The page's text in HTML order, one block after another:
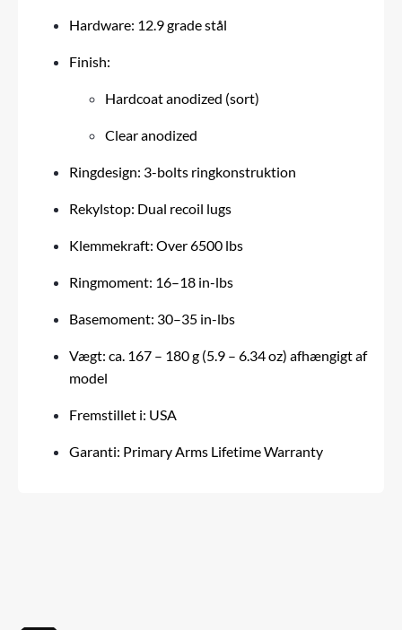
Hardware: 12.9 grade stål
Finish:
Hardcoat anodized (sort)
Clear anodized
Ringdesign: 3-bolts ringkonstruktion
Rekylstop: Dual recoil lugs
Klemmekraft: Over 6500 lbs
Ringmoment: 16–18 in-lbs
Basemoment: 30–35 in-lbs
Vægt: ca. 167 – 180 g (5.9 – 6.34 oz) afhængigt af
model
Fremstillet i: USA
Garanti: Primary Arms Lifetime Warranty